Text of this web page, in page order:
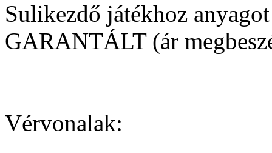
Sulikezdő játékhoz
GARANTÁLT (ár
Vérvonalak: